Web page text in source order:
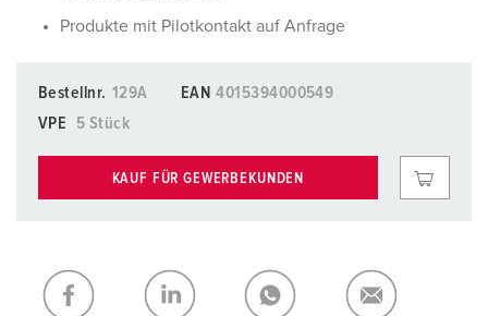
Produkte mit Pilotkontakt auf Anfrage
Bestellnr. 129A EAN 4015394000549
VPE
5 Stück
KAUF FÜR GEWERBEKUNDEN